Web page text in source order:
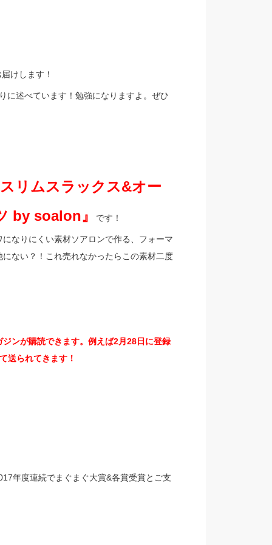
けします！
に述べています！勉強になりますよ。ぜひ
リムスラックス&オー
by soalon』
です！
なりにくい素材ソアロンで作る、フォーマ
ない？！これ売れなかったらこの素材二度
ンが購読できます。例えば2月28日に登録
送られてきます！
年度連続でまぐまぐ大賞&各賞受賞とご支